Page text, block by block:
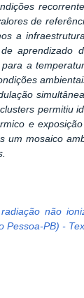
de
a
aprendizado
a
permitiu
e
um mosaico
não
Pessoa-PB) -